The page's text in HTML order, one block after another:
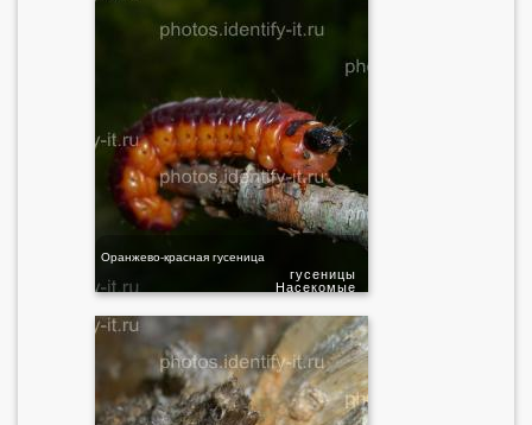
Оранжево-красная гусеница
Насекомые
гусеницы